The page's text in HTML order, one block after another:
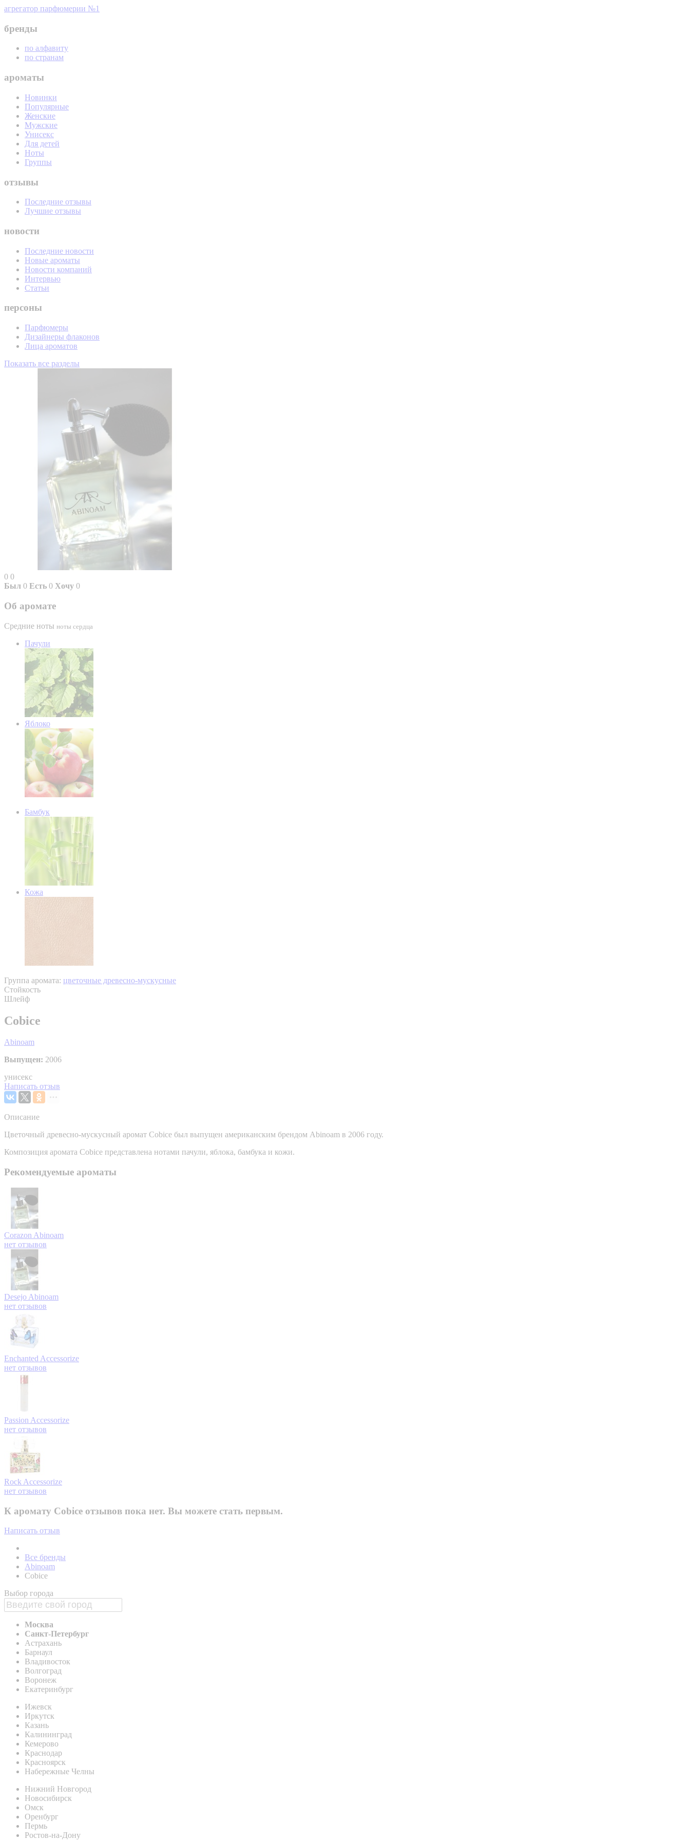
агрегатор парфюмерии №1
бренды
по алфавиту
по странам
ароматы
Новинки
Популярные
Женские
Мужские
Унисекс
Для детей
Ноты
Группы
отзывы
Последние отзывы
Лучшие отзывы
новости
Последние новости
Новые ароматы
Новости компаний
Интервью
Статьи
персоны
Парфюмеры
Дизайнеры флаконов
Лица ароматов
Показать все разделы
0 0
Был 0 Есть 0 Хочу 0
Об аромате
Средние ноты ноты сердца
Пачули
Яблоко
Бамбук
Кожа
Группа аромата: цветочные древесно-мускусные
Стойкость
Шлейф
Cobice
Abinoam
Выпущен: 2006
унисекс
Написать отзыв
Описание
Цветочный древесно-мускусный аромат Cobice был выпущен американским брендом Abinoam в 2006 году.
Композиция аромата Cobice представлена нотами пачули, яблока, бамбука и кожи.
Рекомендуемые ароматы
Corazon Abinoam
нет отзывов
Desejo Abinoam
нет отзывов
Enchanted Accessorize
нет отзывов
Passion Accessorize
нет отзывов
Rock Accessorize
нет отзывов
К аромату Cobice отзывов пока нет. Вы можете стать первым.
Написать отзыв
Все бренды
Abinoam
Cobice
Выбор города
Москва
Санкт-Петербург
Астрахань
Барнаул
Владивосток
Волгоград
Воронеж
Екатеринбург
Ижевск
Иркутск
Казань
Калининград
Кемерово
Краснодар
Красноярск
Набережные Челны
Нижний Новгород
Новосибирск
Омск
Оренбург
Пермь
Ростов-на-Дону